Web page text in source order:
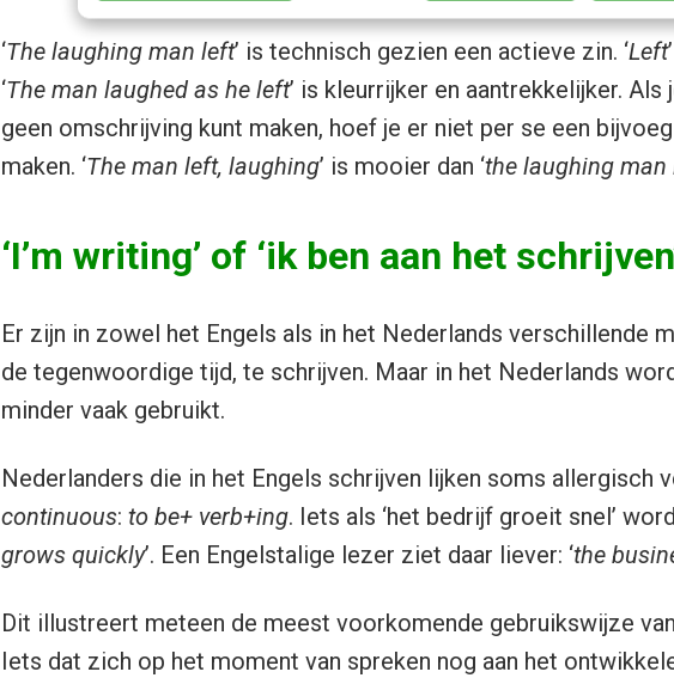
‘The laughing man left’ is technisch gezien een actieve zin. ‘Left
‘The man laughed as he left’ is kleurrijker en aantrekkelijker.
geen omschrijving kunt maken, hoef je er niet per se een
maken. ‘The man left, laughing’ is mooier dan ‘the laughing man
‘I’m writing’ of ‘ik ben aan het
Er zijn in zowel het Engels als in het Nederlands verschillende
de tegenwoordige tijd, te schrijven. Maar in het Nederlands
minder vaak gebruikt.
Nederlanders die in het Engels schrijven lijken soms allergisch
continuous: to be+ verb+ing. Iets als ‘het bedrijf groeit snel’
grows quickly’. Een Engelstalige lezer ziet daar liever: ‘the
Dit illustreert meteen de meest voorkomende gebruikswijze
Iets dat zich op het moment van spreken nog aan het